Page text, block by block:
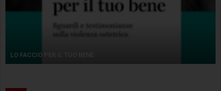
LO FACCIO PER IL TUO BENE